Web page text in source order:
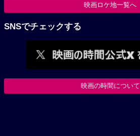
映画ロケ地一覧へ
SNSでチェックする
映画の時間について